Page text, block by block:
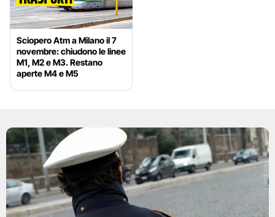
Sciopero Atm a Milano il 7
novembre: chiudono le linee
M1, M2 e M3. Restano
aperte M4 e M5